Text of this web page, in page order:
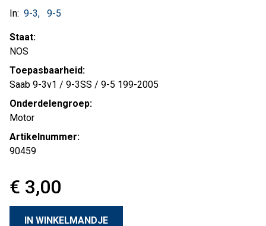
In: 9-3 9-5
Staat:
NOS
Toepasbaarheid:
Saab 9-3v1 / 9-3SS / 9-5 199-2005
Onderdelengroep:
Motor
Artikelnummer:
90459
€ 3,00